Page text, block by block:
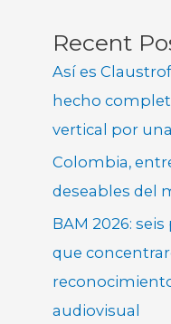
Recent
Así es
hecho
vertical por
Colombia,
deseables del
BAM 2026:
que
audiovisual